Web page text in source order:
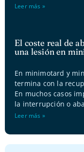
Leer más »
El coste real de
una lesión en
En minimotard y
termina con la
En muchos casos
la interrupción o
Leer más »